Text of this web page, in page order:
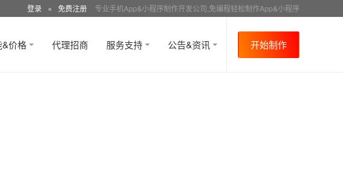
登录 ● 免费注册 专业手机App&小程序制作开发公司,免编程轻松制作App&小程序
&价格 代理招商 服务支持 公告&资讯 开始制作